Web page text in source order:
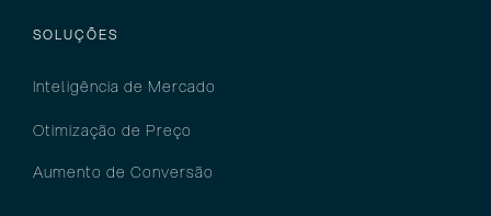
SOLUÇÕES
Inteligência de Mercado
Otimização de Preço
Aumento de Conversão